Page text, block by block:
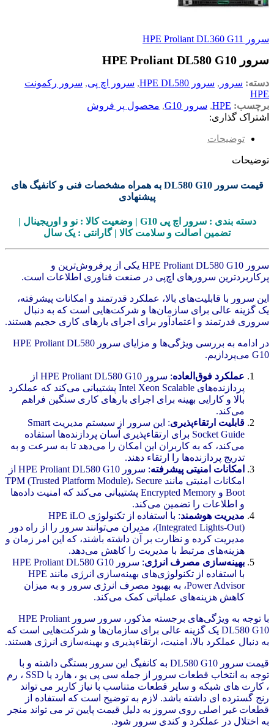
سرور HPE Proliant DL360 G11
سرور HPE Proliant DL580 G10
دسته: سرور , سرور HPE DL580 , سرور اچ پی, سرور رکمونت
HPE
برچسب: HPE
, سرور G10 , محصول پر فروش
اشتراک گذاری:
توضیحات
توضیحات
قیمت سرور DL580 G10 به همراه مشخصات فنی و کانفیگ های
پیشنهادی
دسته بندی :سرور اچ پی G10
|وضعیتکالا :نو و اوریجینال |
تضمین اصالت و سلامت کالا | گارانتی : یک سال
سرور HPE Proliant DL580 G10 یکی از پرفروش‌ترین و
پرکاربرد‌ترین سرورهای اچ‌پی در صنعت فناوری اطلاعات است.
این سرور با قابلیت‌های بالا، عملکرد قدرتمند و امکانات پیشرفته،
یک گزینه عالی برای سازمان‌ها و شرکت‌هایی است که به دنبال
سروری قدرتمند و اعتماد‌آور برای اجرای بارهای کاری حجیم هستند.
در ادامه به بررسی ویژگی‌ها و مزایای سرور HPE Proliant DL580
G10 می‌پردازیم.
عملکرد فوق‌العاده
: سرور HPE Proliant DL580 G10 از
پردازنده‌های
Intel Xeon Scalable پشتیبانی می‌کند که عملکرد
بالا و کارایی بهینه برای اجرای بارهای کاری سنگین فراهم
می‌کند.
قابلیت ارتقاءپذیری
: این سرور از سیستم مدیریت Smart
Socket Guide برای ارتقاءپذیری آسان پردازنده‌ها استفاده
می‌کند، که به کاربران این امکان را می‌دهد تا به سرعت و به
تدریج پردازنده‌ها را ارتقاء دهند.
امکانات امنیتی پیشرفته
: سرور HPE Proliant DL580 G10 از
امکانات امنیتی مانند TPM (Trusted Platform Module)، Secure
Boot و Encrypted Memory پشتیبانی می‌کند که امنیت داده‌ها
و اطلاعات را تضمین می‌کند.
مدیریت هوشمند
: با استفاده از تکنولوژی HPE iLO
(Integrated Lights-Out)، مدیران می‌توانند سرور را از راه دور
مدیریت کرده و نظارت بر آن داشته باشند، که این امر زمان و
هزینه‌های مرتبط با مدیریت را کاهش می‌دهد.
بهینه‌سازی مصرف انرژی
: سرور HPE Proliant DL580 G10
با استفاده از تکنولوژی‌های بهینه‌سازی انرژی مانند HPE
Power Advisor، به بهبود مصرف انرژی سرور و به میزان
کاهش هزینه‌های عملیاتی کمک می‌کند.
با توجه به ویژگی‌های برجسته مذکور، سرور سرور HPE Proliant
DL580 G10 یک گزینه عالی برای سازمان‌ها و شرکت‌هایی است که
به دنبال عملکرد بالا، امنیت، ارتقاءپذیری و بهینه‌سازی انرژی هستند.
قیمت سرور DL580 G10 به کانفیگ این سرور بستگی داشته و با
توجه به انتخاب قطعات سرور از جمله سی پی یو ، هارد یا SSD ، رم
، کارت های شبکه و سایر قطعات متناسب با نیاز کاربر می تواند
رنج گسترده ای داشته باشد. لازم به توضیح است که استفاده از
قطعات غیر اصلی روی سروز به دلیل قیمت پایین تر می تواند منجر
به اختلال در عملکرد و کندی سرور شود.